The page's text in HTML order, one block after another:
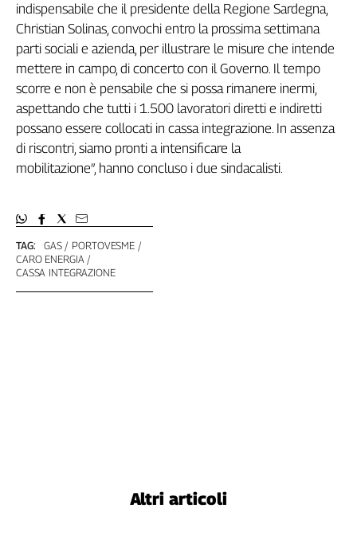
Inserti
Diffusa
InFlai
Le
trasmissioni
tv
Work
L'Italia
Lavoro
TAG: GAS
PORTOVESME
CARO ENERGIA
CASSA INTEGRAZIONE
indispensabile che il presidente della Regione Sardegna,
Christian Solinas, convochi entro la prossima settimana
parti sociali e azienda, per illustrare le misure che intende
mettere in campo, di concerto con il Governo. Il tempo
scorre e non è pensabile che si possa rimanere inermi,
aspettando che tutti i 1.500 lavoratori diretti e indiretti
possano essere collocati in cassa integrazione. In assenza
di riscontri, siamo pronti a intensificare la
mobilitazione”, hanno concluso i due sindacalisti.
Altri articoli